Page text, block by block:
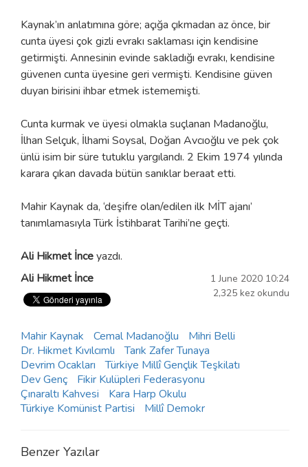
Kaynak’ın anlatımına göre; açığa çıkmadan az önce, bir
cunta üyesi çok gizli evrakı saklaması için kendisine
getirmişti. Annesinin evinde sakladığı evrakı, kendisine
güvenen cunta üyesine geri vermişti. Kendisine güven
duyan birisini ihbar etmek istememişti.
Cunta kurmak ve üyesi olmakla suçlanan Madanoğlu,
İlhan Selçuk, İlhami Soysal, Doğan Avcıoğlu ve pek çok
ünlü isim bir süre tutuklu yargılandı. 2 Ekim 1974 yılında
karara çıkan davada bütün sanıklar beraat etti.
Mahir Kaynak da, ‘deşifre olan/edilen ilk MİT ajanı’
tanımlamasıyla Türk İstihbarat Tarihi’ne geçti.
Ali Hikmet İnceyazdı.
1 June 2020 10:24
2,325 kez okundu
Ali Hikmet İnce
Mahir Kaynak Cemal Madanoğlu
Mihri Belli
Dr. Hikmet Kıvılcımlı
Tarık Zafer Tunaya
Devrim Ocakları
Türkiye Millî Gençlik Teşkilatı
Dev Genç
Fikir Kulüpleri Federasyonu
Çınaraltı Kahvesi
Kara Harp Okulu
Türkiye Komünist Partisi
Millî Demokr
Benzer Yazılar